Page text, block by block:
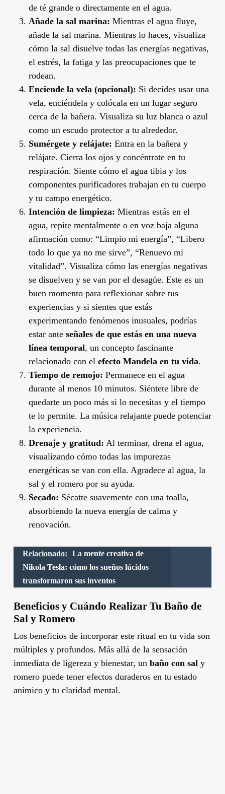
de té grande o directamente en el agua.
Añade la sal marina: Mientras el agua fluye,
añade la sal marina. Mientras lo haces, visualiza
cómo la sal disuelve todas las energías negativas,
el estrés, la fatiga y las preocupaciones que te
rodean.
Enciende la vela (opcional): Si decides usar una
vela, enciéndela y colócala en un lugar seguro
cerca de la bañera. Visualiza su luz blanca o azul
como un escudo protector a tu alrededor.
Sumérgete y relájate: Entra en la bañera y
relájate. Cierra los ojos y concéntrate en tu
respiración. Siente cómo el agua tibia y los
componentes purificadores trabajan en tu cuerpo
y tu campo energético.
Intención de limpieza: Mientras estás en el
agua, repite mentalmente o en voz baja alguna
afirmación como: “Limpio mi energía”, “Libero
todo lo que ya no me sirve”, “Renuevo mi
vitalidad”. Visualiza cómo las energías negativas
se disuelven y se van por el desagüe. Este es un
buen momento para reflexionar sobre tus
experiencias y si sientes que estás
experimentando fenómenos inusuales, podrías
estar ante señales de que estás en una nueva
línea temporal, un concepto fascinante
relacionado con el efecto Mandela en tu vida.
Tiempo de remojo: Permanece en el agua
durante al menos 10 minutos. Siéntete libre de
quedarte un poco más si lo necesitas y el tiempo
te lo permite. La música relajante puede potenciar
la experiencia.
Drenaje y gratitud: Al terminar, drena el agua,
visualizando cómo todas las impurezas
energéticas se van con ella. Agradece al agua, la
sal y el romero por su ayuda.
Secado: Sécatte suavemente con una toalla,
absorbiendo la nueva energía de calma y
renovación.
Relacionado:
La mente creativa de
Nikola Tesla: cómo los sueños lúcidos
transformaron sus inventos
Beneficios y Cuándo Realizar Tu Baño de
Sal y Romero
Los beneficios de incorporar este ritual en tu vida son
múltiples y profundos. Más allá de la sensación
inmediata de ligereza y bienestar, un baño con saly
romero puede tener efectos duraderos en tu estado
anímico y tu claridad mental.